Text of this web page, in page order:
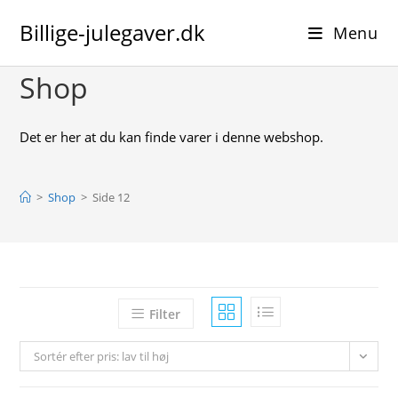
Billige-julegaver.dk Menu
Shop
Det er her at du kan finde varer i denne webshop.
> Shop > Side 12
Filter
Sortér efter pris: lav til høj